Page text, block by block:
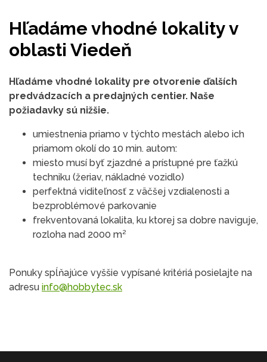
Hľadáme vhodné lokality v
oblasti Viedeň
Hľadáme vhodné lokality pre otvorenie ďalších
predvádzacích a predajných centier. Naše
požiadavky sú nižšie.
umiestnenia priamo v týchto mestách alebo ich
priamom okolí do 10 min. autom:
miesto musí byť zjazdné a prístupné pre ťažkú
techniku (žeriav, nákladné vozidlo)
perfektná viditeľnosť z väčšej vzdialenosti a
bezproblémové parkovanie
frekventovaná lokalita, ku ktorej sa dobre naviguje,
rozloha nad 2000 m²
Ponuky spĺňajúce vyššie vypísané kritériá posielajte na
adresu info@hobbytec.sk